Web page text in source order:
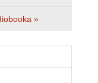
»